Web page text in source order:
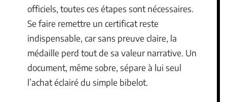
officiels, toutes ces étapes sont nécessaires.
Se faire remettre un certificat reste
indispensable, car sans preuve claire, la
médaille perd tout de sa valeur narrative. Un
document, même sobre, sépare à lui seul
l’achat éclairé du simple bibelot.